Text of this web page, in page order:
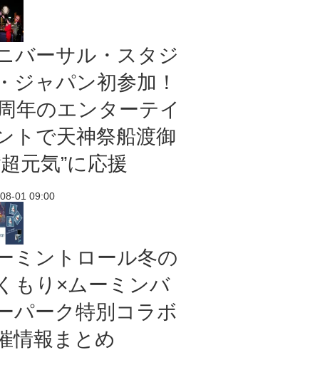
バーサル・スタジ
ジャパン初参加！
年のエンターテイ
トで天神祭船渡御
超元気”に応援
01 09:00
ミントロール冬の
もり×ムーミンバ
パーク特別コラボ
情報まとめ